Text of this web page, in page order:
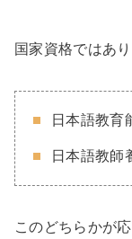
国家資格ではあ
日本語教育
日本語教師
このどちらかが